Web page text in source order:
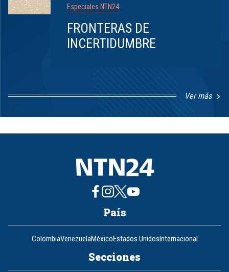
Especiales NTN24
FRONTERAS DE
INCERTIDUMBRE
Ver más
8
País
ColombiaVenezuelaMéxicoEstados UnidosInternacional
Secciones